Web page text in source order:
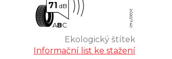
71 dB
ABC 2020/740
Ekologický štítek
Informační list ke stažení